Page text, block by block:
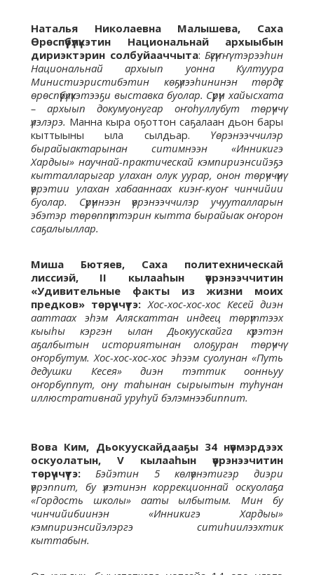
Наталья Николаевна Малышева, Саха
Өрөспүүбүлүкэтин Национальнай архыыбын
дириэктэрин солбуйааччыта:Бүгүҥҥү тэрээһин
Национальнай архыып уонна Култуура
Министиэристибэтин көҕүлээһининэн төрдүс
өрөспүүбүлүкэтээҕи выставка буолар. Сүрүн хайысхата
– архыып докумуонугар оҥоһуллубут төрүччү
үлэлэрэ. Манна кыра оҕоттон саҕалаан дьон бары
кыттыыны ыла сылдьар. Үөрэнээччилэр
бырайыактарынан ситимнээн «Инникигэ
Хардыы» научнай-практическай кэмпириэнсийэҕэ
кытталларыгар улахан олук уурар, онон төрүччүнү
үөрэтии улахан хабааннаах киэҥ-куоҥ чинчийии
буолар. Сүрүннээн үөрэнээччилэр учууталларын
эбэтэр төрөппүттэрин кытта бырайыак оҥорон
саҕалыыллар.
Миша Бютяев, Саха политехническай
лиссиэй, II кылааһын үөрэнээччитин
«Удивительные факты из жизни моих
предков» төрүччүтэ: Хос-хос-хос-хос Кесей диэн
ааттаах эһэм Аляскаттан индеец төрүттээх
кыыһы кэргэн ылан Дьокуускайга күрэтэн
аҕалбытын историятынан олоҕуран төрүччү
оҥорбутум. Хос-хос-хос-хос эһээм суолунан «Путь
дедушки Кесея» диэн тэттик оонньуу
оҥорбуппут, ону таһынан сырыытын туһунан
иллюстративнай уруһуй бэлэмнээбиппит.
Вова Ким, Дьокуускайдааҕы 34 нүөмэрдээх
оскуолатын, V кылааһын үөрэнээчитин
төрүччүтэ:Бэйэтин 5 көлүөнэтигэр диэри
үөрэппит, бу үлэтинэн коррекционнай оскуолаҕа
«Гордость школы» ааты ылбытым. Мин бу
чинчийибиинэн «Инникигэ Хардыы»
кэмпириэнсийэлэргэ ситиһиилээхтик
кыттабын.